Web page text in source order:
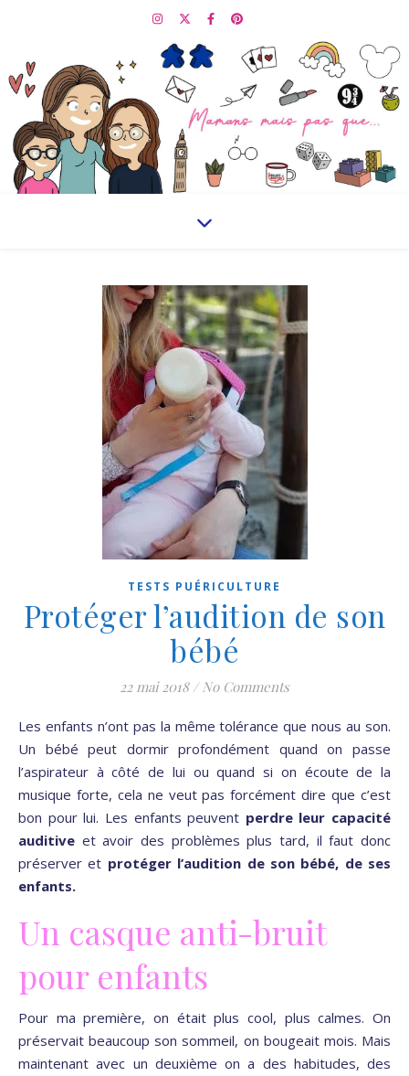
TESTS PUÉRICULTURE
Protéger l’audition de son
bébé
22 mai 2018 / No Comments
Les enfants n’ont pas la même tolérance que nous au son.
Un bébé peut dormir profondément quand on passe
l’aspirateur à côté de lui ou quand si on écoute de la
musique forte, cela ne veut pas forcément dire que c’est
bon pour lui. Les enfants peuvent perdre leur capacité
auditive et avoir des problèmes plus tard, il faut donc
préserver et protéger l’audition de son bébé, de ses
enfants.
Un casque anti-bruit
pour enfants
Pour ma première, on était plus cool, plus calmes. On
préservait beaucoup son sommeil, on bougeait mois. Mais
maintenant avec un deuxième on a des habitudes, des